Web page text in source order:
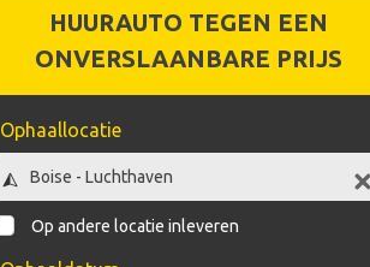
HUURAUTO TEGEN EEN
ONVERSLAANBARE PRIJS
Ophaallocatie
Op andere locatie inleveren